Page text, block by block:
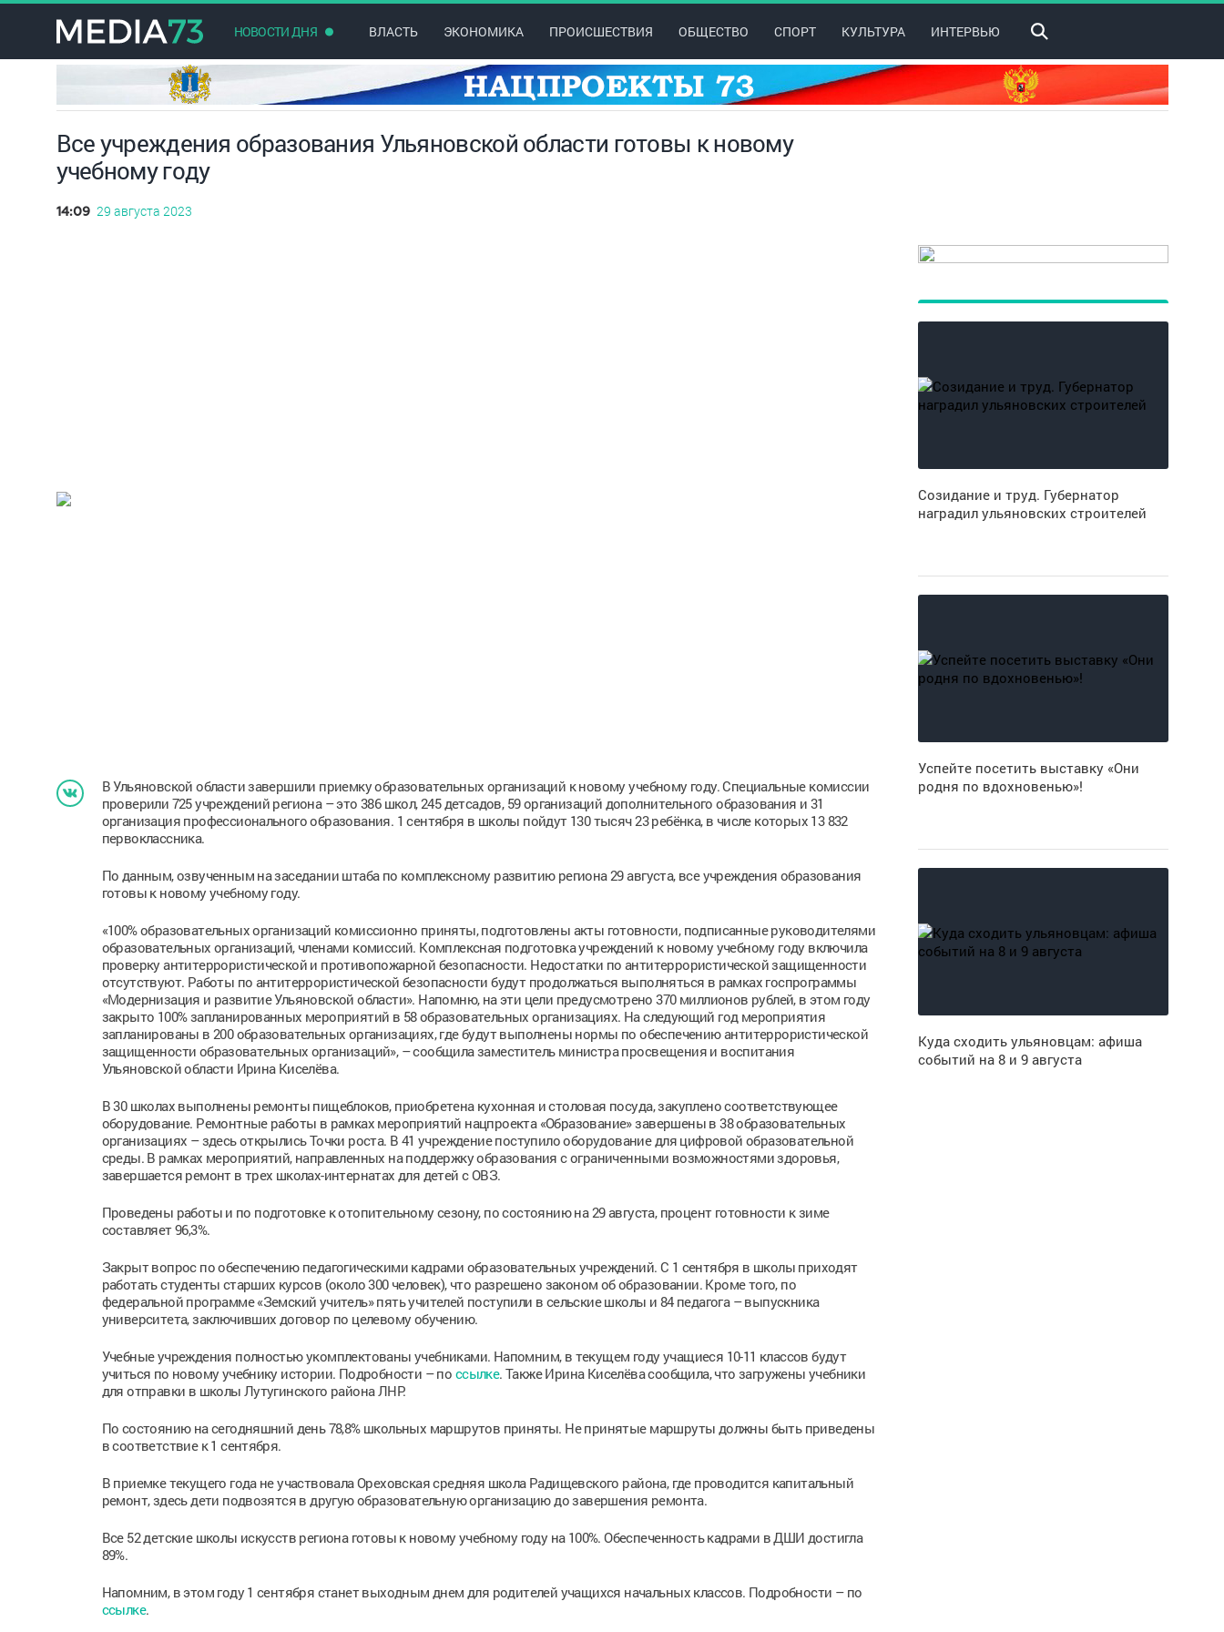
НОВОСТИ ДНЯ ВЛАСТЬ ЭКОНОМИКА ПРОИСШЕСТВИЯ ОБЩЕСТВО СПОРТ КУЛЬТУРА ИНТЕРВЬЮ
Все учреждения образования Ульяновской области готовы к новому
учебному году
14:09 29 августа 2023
В Ульяновской области завершили приемку образовательных организаций к новому учебному году. Специальные комиссии
проверили 725 учреждений региона – это 386 школ, 245 детсадов, 59 организаций дополнительного образования и 31
организация профессионального образования. 1 сентября в школы пойдут 130 тысяч 23 ребёнка, в числе которых 13 832
первоклассника.
По данным, озвученным на заседании штаба по комплексному развитию региона 29 августа, все учреждения образования
готовы к новому учебному году.
«100% образовательных организаций комиссионно приняты, подготовлены акты готовности, подписанные руководителями
образовательных организаций, членами комиссий. Комплексная подготовка учреждений к новому учебному году включила
проверку антитеррористической и противопожарной безопасности. Недостатки по антитеррористической защищенности
отсутствуют. Работы по антитеррористической безопасности будут продолжаться выполняться в рамках госпрограммы
«Модернизация и развитие Ульяновской области». Напомню, на эти цели предусмотрено 370 миллионов рублей, в этом году
закрыто 100% запланированных мероприятий в 58 образовательных организациях. На следующий год мероприятия
запланированы в 200 образовательных организациях, где будут выполнены нормы по обеспечению антитеррористической
защищенности образовательных организаций», – сообщила заместитель министра просвещения и воспитания
Ульяновской области Ирина Киселёва.
В 30 школах выполнены ремонты пищеблоков, приобретена кухонная и столовая посуда, закуплено соответствующее
оборудование. Ремонтные работы в рамках мероприятий нацпроекта «Образование» завершены в 38 образовательных
организациях – здесь открылись Точки роста. В 41 учреждение поступило оборудование для цифровой образовательной
среды. В рамках мероприятий, направленных на поддержку образования с ограниченными возможностями здоровья,
завершается ремонт в трех школах-интернатах для детей с ОВЗ.
Проведены работы и по подготовке к отопительному сезону, по состоянию на 29 августа, процент готовности к зиме
составляет 96,3%.
Закрыт вопрос по обеспечению педагогическими кадрами образовательных учреждений. С 1 сентября в школы приходят
работать студенты старших курсов (около 300 человек), что разрешено законом об образовании. Кроме того, по
федеральной программе «Земский учитель» пять учителей поступили в сельские школы и 84 педагога – выпускника
университета, заключивших договор по целевому обучению.
Учебные учреждения полностью укомплектованы учебниками. Напомним, в текущем году учащиеся 10-11 классов будут
учиться по новому учебнику истории. Подробности – по ссылке. Также Ирина Киселёва сообщила, что загружены учебники
для отправки в школы Лутугинского района ЛНР.
По состоянию на сегодняшний день 78,8% школьных маршрутов приняты. Не принятые маршруты должны быть приведены
в соответствие к 1 сентября.
В приемке текущего года не участвовала Ореховская средняя школа Радищевского района, где проводится капитальный
ремонт, здесь дети подвозятся в другую образовательную организацию до завершения ремонта.
Все 52 детские школы искусств региона готовы к новому учебному году на 100%. Обеспеченность кадрами в ДШИ достигла
89%.
Напомним, в этом году 1 сентября станет выходным днем для родителей учащихся начальных классов. Подробности – по
ссылке.
Созидание и труд. Губернатор
наградил ульяновских строителей
Успейте посетить выставку «Они
родня по вдохновенью»!
Куда сходить ульяновцам: афиша
событий на 8 и 9 августа